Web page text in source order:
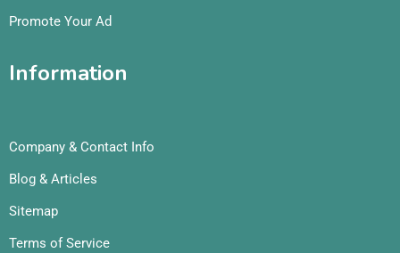
Promote Your Ad
Information
Company & Contact Info
Blog & Articles
Sitemap
Terms of Service